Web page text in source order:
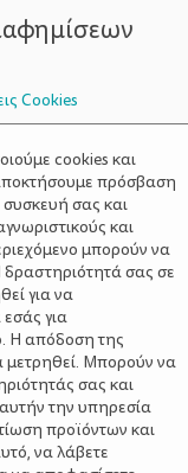
ΣΥΜΒΟΥΛΟΙ
Cookies
cookies και
πρόσβαση
σας και
και
μπορούν να
σας σε
για να
για
Η απόδοση της
μετρηθεί. Μπορούν να
σας και
την υπηρεσία
προϊόντων και
να λάβετε